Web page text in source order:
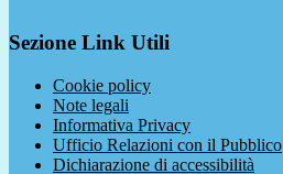
Sezione Link Utili
Cookie policy
Note legali
Informativa Privacy
Ufficio Relazioni con il Pubblico
Dichiarazione di accessibilità